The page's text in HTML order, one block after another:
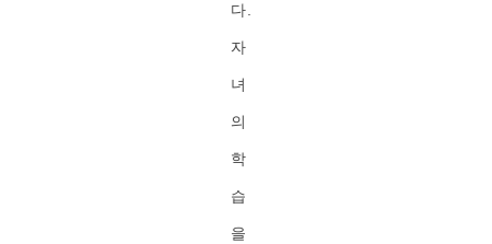
다.
자
녀
의
학
습
을